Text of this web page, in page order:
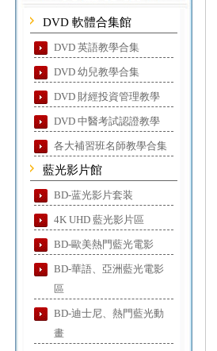
DVD 軟體合集館
DVD 英語教學合集
DVD 幼兒教學合集
DVD 財經投資管理教學
DVD 中醫考試認證教學
各大補習班名師教學合集
藍光影片館
BD-蓝光影片套装
4K UHD 藍光影片區
BD-歐美熱門藍光電影
BD-華語、亞洲藍光電影
區
BD-迪士尼、熱門藍光動
畫